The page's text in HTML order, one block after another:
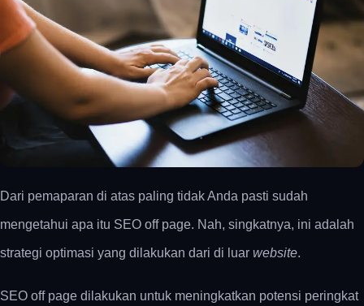
Dari pemaparan di atas paling tidak Anda pasti sudah
mengetahui apa itu SEO off page. Nah, singkatnya, ini adalah
strategi optimasi yang dilakukan dari di luar website.
SEO off page dilakukan untuk meningkatkan potensi peringkat